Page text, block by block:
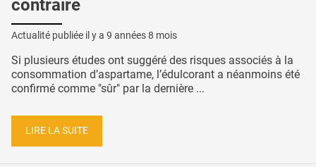
contraire
Actualité publiée il y a 9 années 8 mois
Si plusieurs études ont suggéré des risques associés à la
consommation d’aspartame, l’édulcorant a néanmoins été
confirmé comme "sûr" par la dernière ...
LIRE LA SUITE